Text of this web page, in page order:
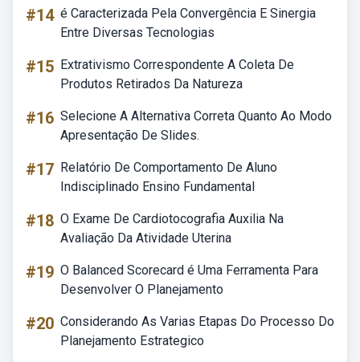
#14 é Caracterizada Pela Convergência E Sinergia
Entre Diversas Tecnologias
#15 Extrativismo Correspondente A Coleta De
Produtos Retirados Da Natureza
#16 Selecione A Alternativa Correta Quanto Ao Modo
Apresentação De Slides.
#17 Relatório De Comportamento De Aluno
Indisciplinado Ensino Fundamental
#18 O Exame De Cardiotocografia Auxilia Na
Avaliação Da Atividade Uterina
#19 O Balanced Scorecard é Uma Ferramenta Para
Desenvolver O Planejamento
#20 Considerando As Varias Etapas Do Processo Do
Planejamento Estrategico